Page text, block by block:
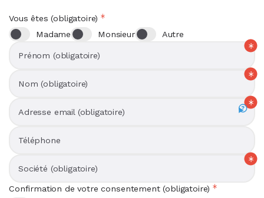
Madame Monsieur Autre
Vous êtes (obligatoire)
Prénom (obligatoire)
Nom (obligatoire)
Adresse email (obligatoire)
Téléphone
Société (obligatoire)
Confirmation de votre consentement (obligatoire)